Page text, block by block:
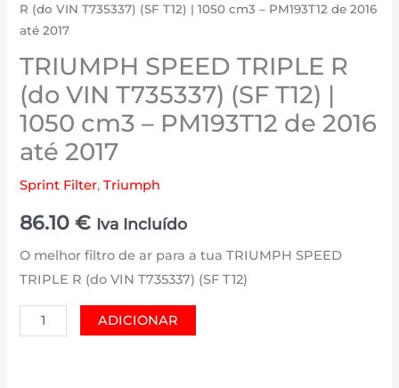
R (do VIN T735337) (SF T12) | 1050 cm3 – PM193T12 de 2016
até 2017
TRIUMPH SPEED TRIPLE R
(do VIN T735337) (SF T12) |
1050 cm3 – PM193T12 de 2016
até 2017
Sprint Filter,Triumph
86.10€ Iva Incluído
O melhor filtro de ar para a tua TRIUMPH SPEED
TRIPLE R (do VIN T735337) (SF T12)
Quantidade
de
ADICIONAR